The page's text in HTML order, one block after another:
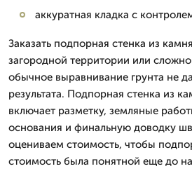
аккуратная кладка с
Заказать подпорная стенка из
загородной территории или
обычное выравнивание грунта не
результата. Подпорная стенка из
включает разметку, земляные
основания и финальную доводку
оцениваем стоимость, чтобы
стоимость была понятной еще до